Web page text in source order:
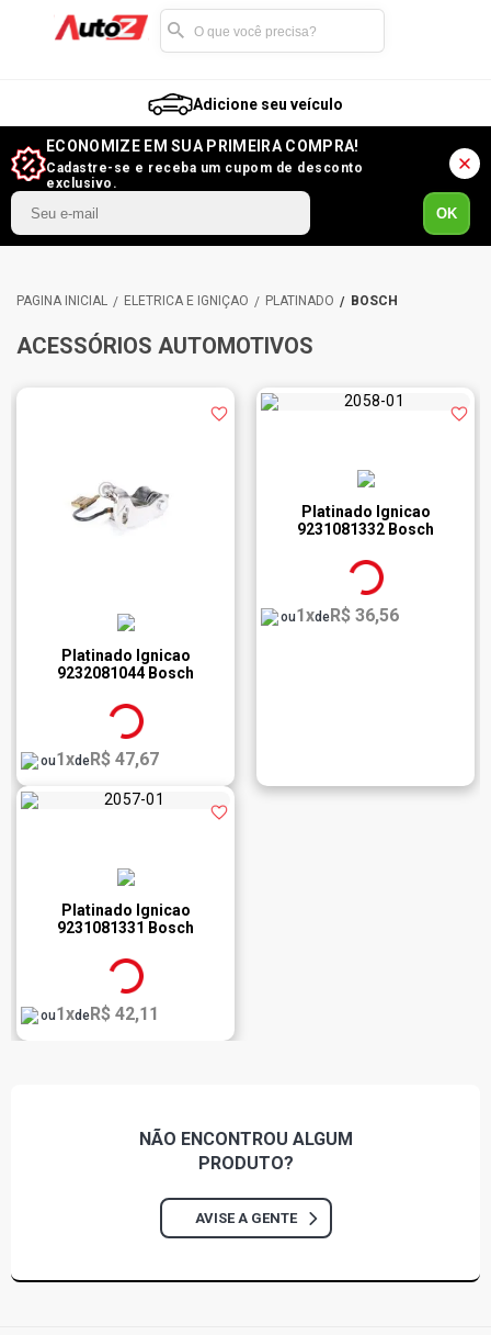
Adicione seu veículo
ECONOMIZE EM SUA PRIMEIRA COMPRA!
Cadastre-se e receba um cupom de desconto
exclusivo.
OK
ELÉTRICA E IGNIÇÃO PLATINADO BOSCH
ACESSÓRIOS AUTOMOTIVOS
Platinado Ignicao
9232081044 Bosch
ou1xdeR$ 47,67
Platinado Ignicao
9231081332 Bosch
ou1xdeR$ 36,56
Platinado Ignicao
9231081331 Bosch
ou1xdeR$ 42,11
NÃO ENCONTROU ALGUM
PRODUTO?
AVISE A GENTE